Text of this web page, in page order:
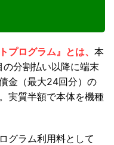
プログラム』とは、 本
分割払い以降に端末
金（最大24回分）の
実質半額で本体を機種
グラム利用料として